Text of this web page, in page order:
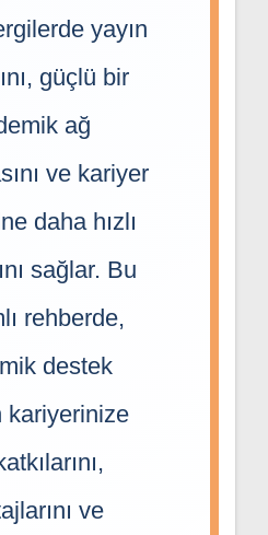
yayın
güçlü bir
ağ
ve kariyer
daha hızlı
sağlar. Bu
rehberde,
destek
kariyerinize
ve